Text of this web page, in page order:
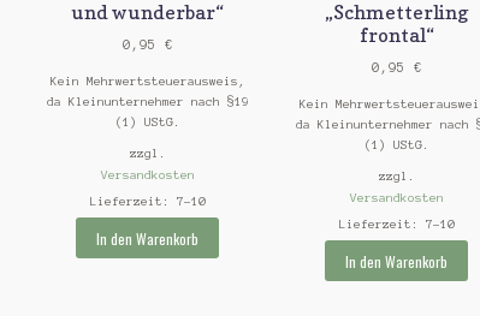
und wunderbar“
0,95 €
Kein Mehrwertsteuerausweis,
da Kleinunternehmer nach §19
(1) UStG.
zzgl.
Versandkosten
Lieferzeit: 7-10
In den Warenkorb
„Schmetterling
frontal“
0,95 €
Kein
da Kleinunternehmer nach
(1) UStG.
zzgl.
Versandkosten
Lieferzeit: 7-10
In den Warenkorb